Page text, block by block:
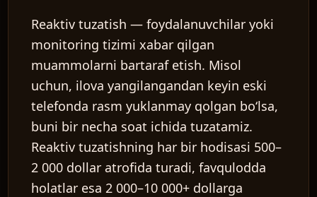
Reaktiv tuzatish — foydalanuvchilar yoki
monitoring tizimi xabar qilgan
muammolarni bartaraf etish. Misol
uchun, ilova yangilangandan keyin eski
telefonda rasm yuklanmay qolgan boʻlsa,
buni bir necha soat ichida tuzatamiz.
Reaktiv tuzatishning har bir hodisasi 500–
2 000 dollar atrofida turadi, favqulodda
holatlar esa 2 000–10 000+ dollarga